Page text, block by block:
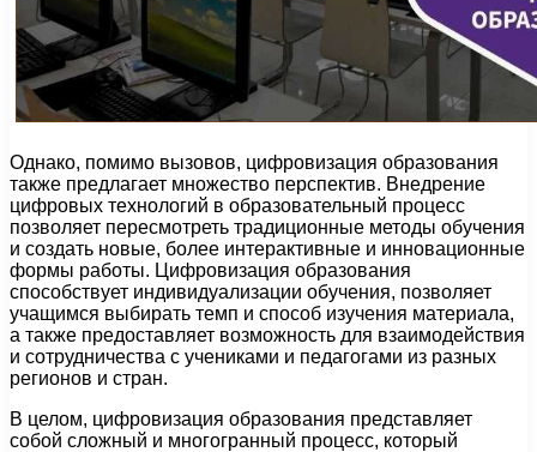
Однако, помимо вызовов, цифровизация образования
также предлагает множество перспектив. Внедрение
цифровых технологий в образовательный процесс
позволяет пересмотреть традиционные методы обучения
и создать новые, более интерактивные и инновационные
формы работы. Цифровизация образования
способствует индивидуализации обучения, позволяет
учащимся выбирать темп и способ изучения материала,
а также предоставляет возможность для взаимодействия
и сотрудничества с учениками и педагогами из разных
регионов и стран.
В целом, цифровизация образования представляет
собой сложный и многогранный процесс, который